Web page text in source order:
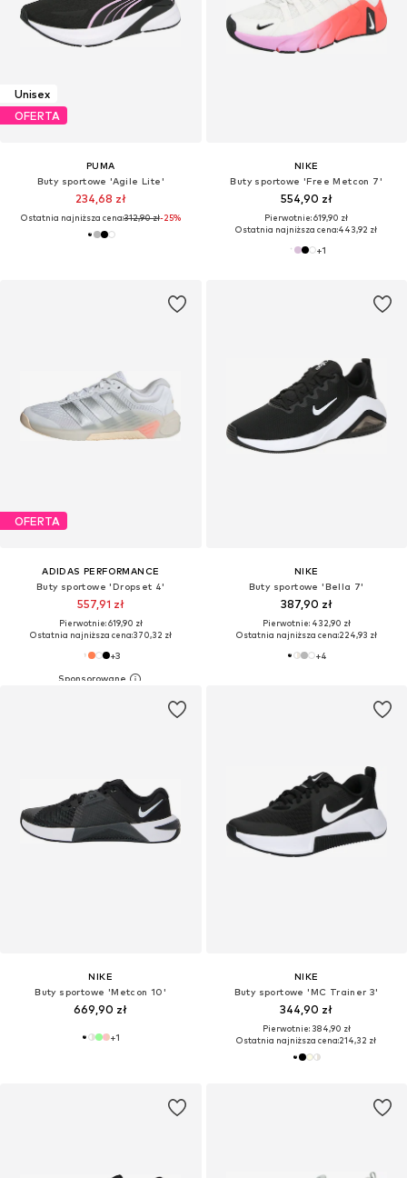
Unisex
OFERTA
PUMA
Buty sportowe 'Agile Lite'
234,68 zł
Ostatnia najniższa cena:312,90 zł-25%
NIKE
Buty sportowe 'Free Metcon 7'
554,90 zł
Pierwotnie: 619,90 zł
Ostatnia najniższa cena:443,92 zł
+1
OFERTA
ADIDAS PERFORMANCE
Buty sportowe 'Dropset 4'
557,91 zł
Pierwotnie: 619,90 zł
Ostatnia najniższa cena:370,32 zł
+3
NIKE
Buty sportowe 'Bella 7'
387,90 zł
Pierwotnie: 432,90 zł
Ostatnia najniższa cena:224,93 zł
+4
NIKE
Buty sportowe 'Metcon 10'
669,90 zł
+1
NIKE
Buty sportowe 'MC Trainer 3'
344,90 zł
Pierwotnie: 384,90 zł
Ostatnia najniższa cena:214,32 zł